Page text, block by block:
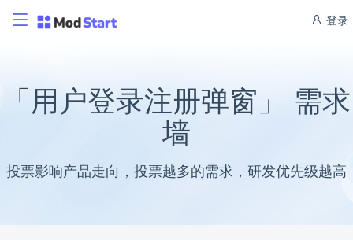
登录
「用户登录注册弹窗」 需求
墙
投票影响产品走向，投票越多的需求，研发优先级越高